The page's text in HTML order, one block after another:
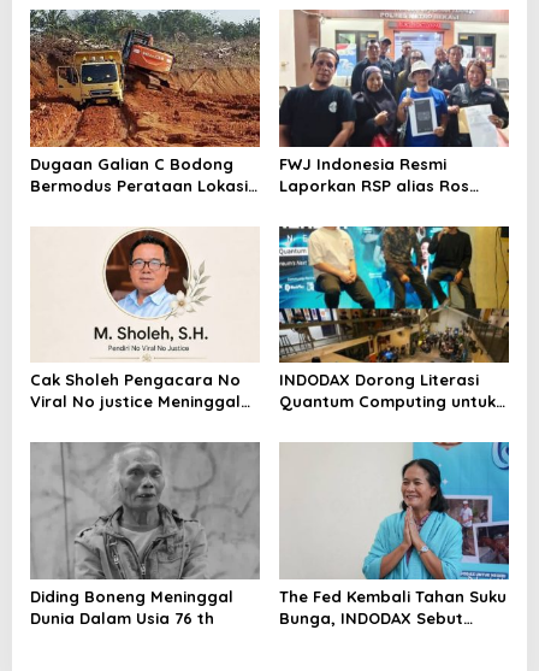
Dugaan Galian C Bodong
Bermodus Perataan Lokasi
Riau Akan Tinjauan Lokasi
FWJ Indonesia Resmi
Laporkan RSP alias Ros
Cak Sholeh Pengacara No
Viral No justice Meninggal
INDODAX Dorong Literasi
Quantum Computing untuk
Blockchain
Diding Boneng Meninggal
Dunia Dalam Usia 76 th
The Fed Kembali Tahan Suku
Bunga, INDODAX Sebut